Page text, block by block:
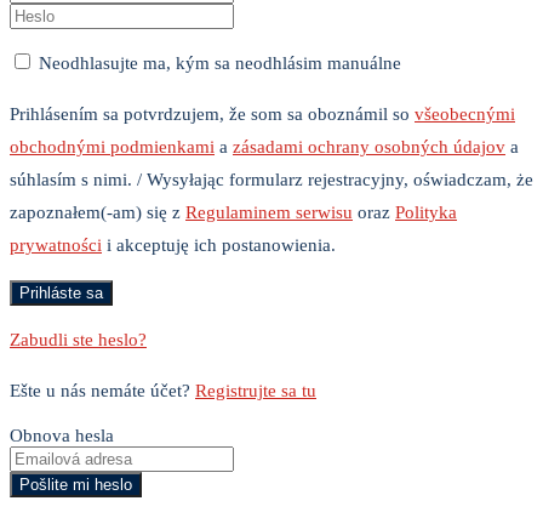
Neodhlasujte ma, kým sa neodhlásim manuálne
Prihlásením sa potvrdzujem, že som sa oboznámil so všeobecnými
obchodnými podmienkami a zásadami ochrany osobných údajov a
súhlasím s nimi. / Wysyłając formularz rejestracyjny, oświadczam, że
zapoznałem(-am) się z Regulaminem serwisu oraz Polityka
prywatności i akceptuję ich postanowienia.
Zabudli ste heslo?
Ešte u nás nemáte účet? Registrujte sa tu
Obnova hesla